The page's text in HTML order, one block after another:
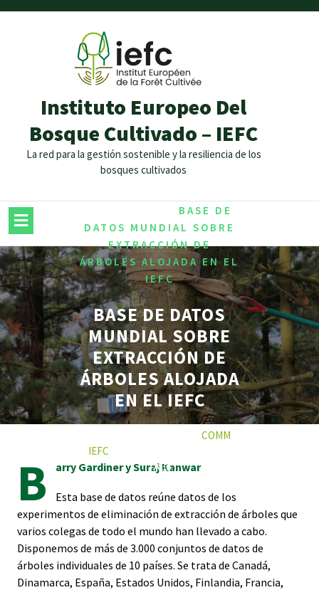
Instituto Europeo Del
Bosque Cultivado – IEFC
La red para la gestión sostenible y la resiliencia de los
bosques cultivados
BASE DE
DATOS MUNDIAL SOBRE
EXTRACCIÓN DE
ÁRBOLES ALOJADA EN EL
IEFC
BASE DE DATOS
MUNDIAL SOBRE
EXTRACCIÓN DE
ÁRBOLES ALOJADA
EN EL IEFC
COMM
IEFC
TAGS
B arry Gardiner y Suraj Kanwar
Esta base de datos reúne datos de los
experimentos de eliminación de extracción de árboles que
varios colegas de todo el mundo han llevado a cabo.
Disponemos de más de 3.000 conjuntos de datos de
árboles individuales de 10 países. Se trata de Canadá,
Dinamarca, España, Estados Unidos, Finlandia, Francia,